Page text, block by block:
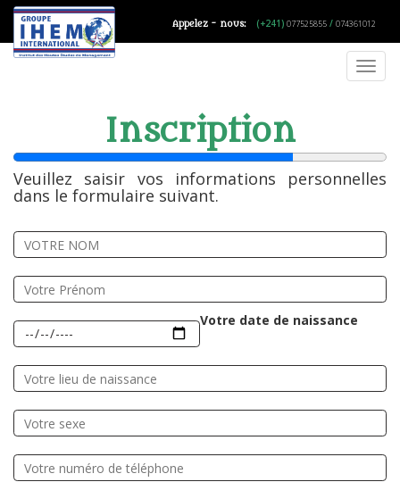
Appelez - nous: (+241) 077525855 / 074361012
Inscription
Veuillez saisir vos informations personnelles
dans le formulaire suivant.
Votre date de naissance